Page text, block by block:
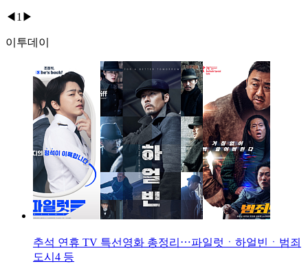
◀ 1 ▶
이투데이
추석 연휴 TV 특선영화 총정리⋯파일럿ㆍ하얼빈ㆍ범죄
도시4 등